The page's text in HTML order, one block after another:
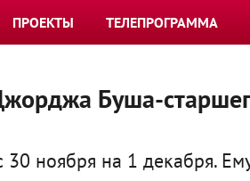
ПРОЕКТЫ ТЕЛЕПРОГРАММА
Буша-
30 ноября на 1 декабря.